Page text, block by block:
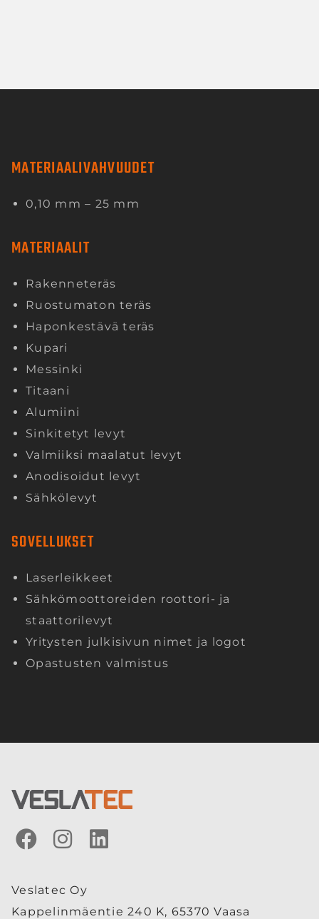
MATERIAALIVAHVUUDET
0,10 mm – 25 mm
MATERIAALIT
Rakenneteräs
Ruostumaton teräs
Haponkestävä teräs
Kupari
Messinki
Titaani
Alumiini
Sinkitetyt levyt
Valmiiksi maalatut levyt
Anodisoidut levyt
Sähkölevyt
SOVELLUKSET
Laserleikkeet
Sähkömoottoreiden roottori- ja
staattorilevyt
Yritysten julkisivun nimet ja logot
Opastusten valmistus
Veslatec Oy
Kappelinmäentie 240 K, 65370 Vaasa